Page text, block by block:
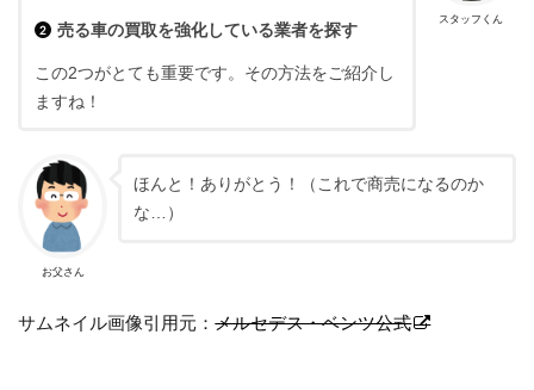
スタッフくん
売る車の買取を強化している業者を探す
この2つがとても重要です。その方法をご紹介し
ますね！
お父さん
ほんと！ありがとう！（これで商売になるのか
な…）
サムネイル画像引用元：メルセデス・ベンツ公式